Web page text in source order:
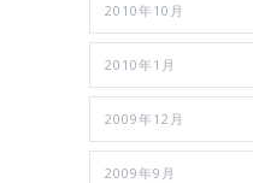
2010年10月
2010年1月
2009年12月
2009年9月